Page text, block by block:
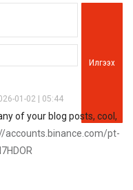
Илгээх
01-02 | 05:44
of your blog posts, cool,
accounts.binance.com/pt-